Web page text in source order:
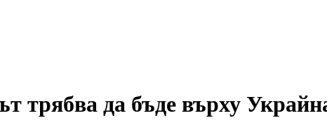
трябва да бъде върху